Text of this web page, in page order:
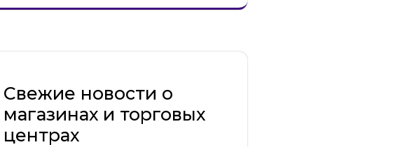
Свежие новости о
магазинах и торговых
центрах